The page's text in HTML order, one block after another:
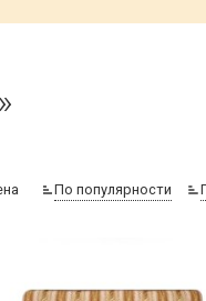
По популярности